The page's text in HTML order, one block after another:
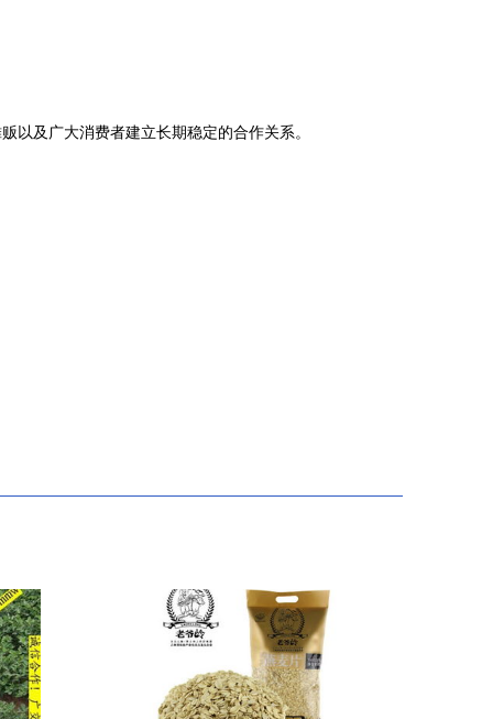
以及广大消费者建立长期稳定的合作关系。